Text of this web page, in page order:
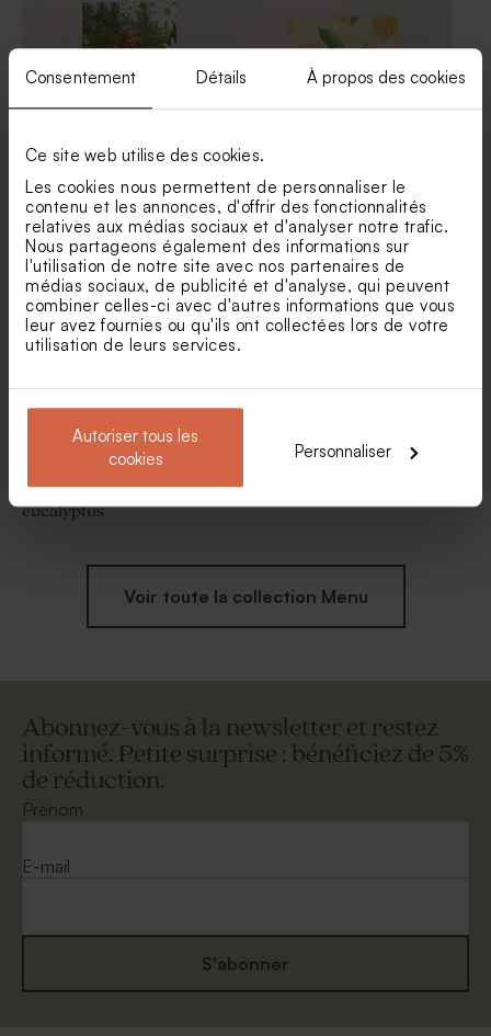
Consentement Détails À propos des cookies
Ce site web utilise des cookies.
Les cookies nous permettent de personnaliser le
contenu et les annonces, d'offrir des fonctionnalités
relatives aux médias sociaux et d'analyser notre trafic.
Nous partageons également des informations sur
l'utilisation de notre site avec nos partenaires de
médias sociaux, de publicité et d'analyse, qui peuvent
combiner celles-ci avec d'autres informations que vous
leur avez fournies ou qu'ils ont collectées lors de votre
utilisation de leurs services.
Autoriser tous les
cookies
Personnaliser
Stick communion 4.4 cm
silhouette sur balançoire
Sticker communion rond
silhouette sur balançoire
Etiquette communion
rectangle silhouette sur
balançoire
Etiquette tube à bulles
communion silhouette sur
balançoire
Menu communion
marguerite
Menu communion citron
Menu communion couronne
eucalyptus
Menu communion chapelle
Voir toute la collection Menu
Abonnez-vous à la newsletter et restez
informé. Petite surprise : bénéficiez de 5%
de réduction.
Prénom
E-mail
S'abonner